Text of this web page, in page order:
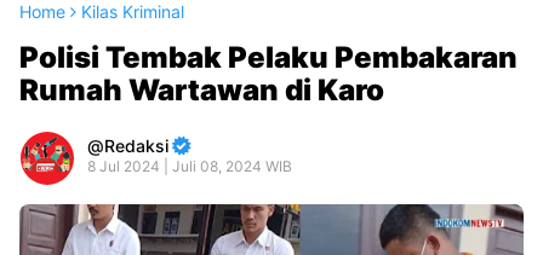
Home Kilas Kriminal
Polisi Tembak Pelaku Pembakaran
Rumah Wartawan di Karo
Redaksi
8 Jul 2024 | Juli 08, 2024 WIB